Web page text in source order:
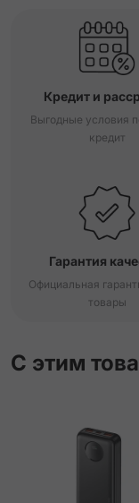
Кредит и
Выгодные условия
кредит
Гарантия
Официальная
товары
С этим